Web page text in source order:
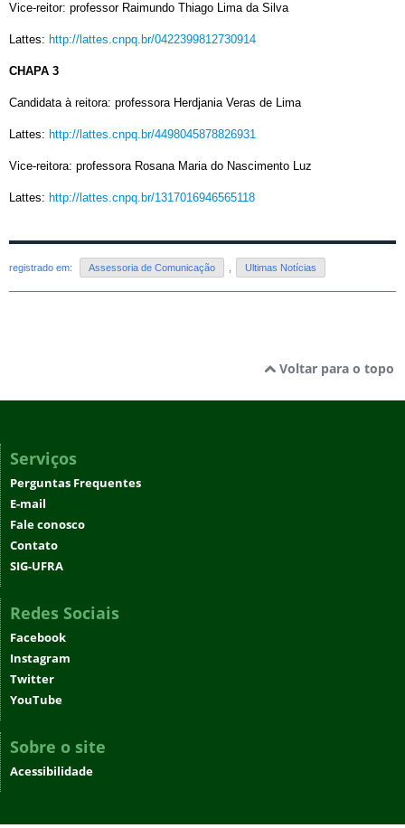
Vice-reitor: professor Raimundo Thiago Lima da Silva
Lattes: http://lattes.cnpq.br/0422399812730914
CHAPA 3
Candidata à reitora: professora Herdjania Veras de Lima
Lattes: http://lattes.cnpq.br/4498045878826931
Vice-reitora: professora Rosana Maria do Nascimento Luz
Lattes: http://lattes.cnpq.br/1317016946565118
registrado em: Assessoria de Comunicação Ultimas Notícias
Voltar para o topo
Serviços
Perguntas Frequentes
E-mail
Fale conosco
Contato
SIG-UFRA
Redes Sociais
Facebook
Instagram
Twitter
YouTube
Sobre o site
Acessibilidade